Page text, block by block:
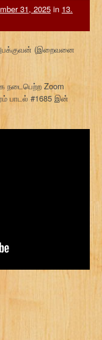
31, 2025 in 13.
அபக்குவன் (இறைவனை
Zoom
பாடல் #1685 இன்